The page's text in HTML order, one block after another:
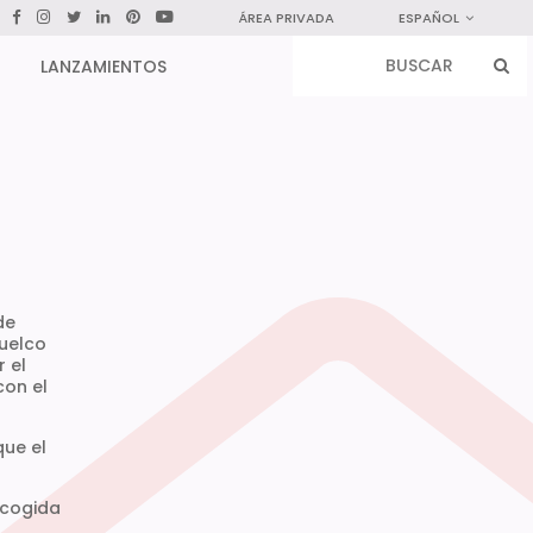
ÁREA PRIVADA ESPAÑOL
LANZAMIENTOS
el
el
el